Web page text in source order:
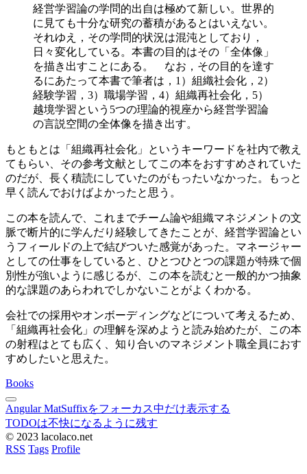
経営学習論の学問的出自は極めて新しい。世界的
に見ても十分な研究の蓄積があるとはいえない。
それゆえ，その学問的状況は混沌としており，
日々変化している。本書の目的はその「全体像」
を描き出すことにある。 なお，その目的を達す
るにあたって本書で筆者は，1）組織社会化，2）
経験学習，3）職場学習，4）組織再社会化，5）
越境学習という5つの理論的視座から経営学習論
の言説空間の全体像を描き出す。
もともとは「組織再社会化」というキーワードを社内で教え
てもらい、その参考文献としてこの本をおすすめされていた
のだが、長く積読にしていたのがもったいなかった。もっと
早く読んでおけばよかったと思う。
この本を読んで、これまでチーム論や組織マネジメントの文
脈で断片的に学んだり経験してきたことが、経営学習論とい
うフィールドの上で結びついた感覚があった。マネージャー
としての仕事をしていると、ひとつひとつの課題が特殊で個
別性が強いように感じるが、この本を読むと一般的かつ抽象
的な課題のあらわれでしかないことがよくわかる。
会社での採用やオンボーディングなどについて考えるため、
「組織再社会化」の理解を深めようと読み始めたが、この本
の射程はとても広く、知り合いのマネジメント職全員におす
すめしたいと思えた。
Books
Angular MatSuffixをフォーカス中だけ表示する
TODOは不快になるように残す
© 2023 lacolaco.net
RSS Tags Profile